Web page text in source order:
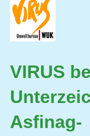
VIRUS
Asfinag-